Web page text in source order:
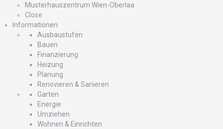
Musterhauszentrum Wien-Oberlaa
Close
Informationen
Ausbaustufen
Bauen
Finanzierung
Heizung
Planung
Renovieren & Sanieren
Garten
Energie
Umziehen
Wohnen & Einrichten